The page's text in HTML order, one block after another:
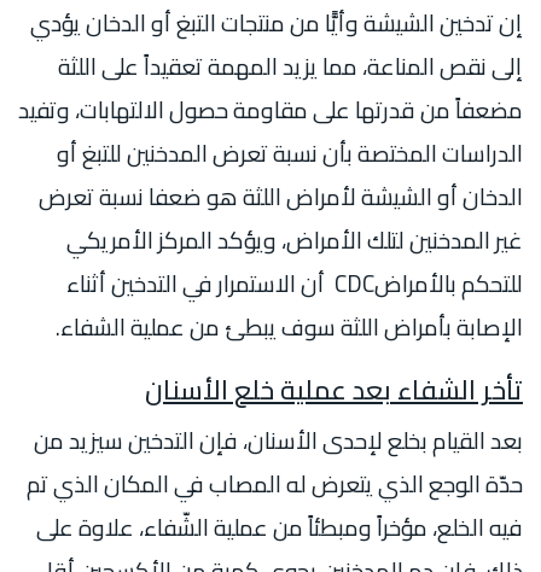
إن تدخين الشيشة وأيًّا من منتجات التبغ أو الدخان يؤدي
إلى نقص المناعة، مما يزيد المهمة تعقيداً على اللثة
مضعفاً من قدرتها على مقاومة حصول الالتهابات، وتفيد
الدراسات المختصة بأن نسبة تعرض المدخنين للتبغ أو
الدخان أو الشيشة لأمراض اللثة هو ضعفا نسبة تعرض
غير المدخنين لتلك الأمراض، ويؤكد المركز الأمريكي
للتحكم بالأمراضCDC أن الاستمرار في التدخين أثناء
الإصابة بأمراض اللثة سوف يبطئ من عملية الشفاء.
تأخر الشفاء بعد عملية خلع الأسنان
بعد القيام بخلع لإحدى الأسنان، فإن التدخين سيزيد من
حدّة الوجع الذي يتعرض له المصاب في المكان الذي تم
فيه الخلع، مؤخراً ومبطئاً من عملية الشّفاء، علاوة على